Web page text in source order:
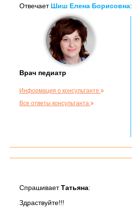
Отвечает Шиш Елена Борисовна:
Врач педиатр
Информация о консультанте
Все ответы консультанта
СпрашиваетТатьяна:
Здраствуйте!!!